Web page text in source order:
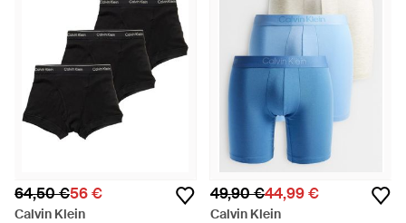
64,50 €56 €
Calvin Klein
49,90 €44,99 €
Calvin Klein